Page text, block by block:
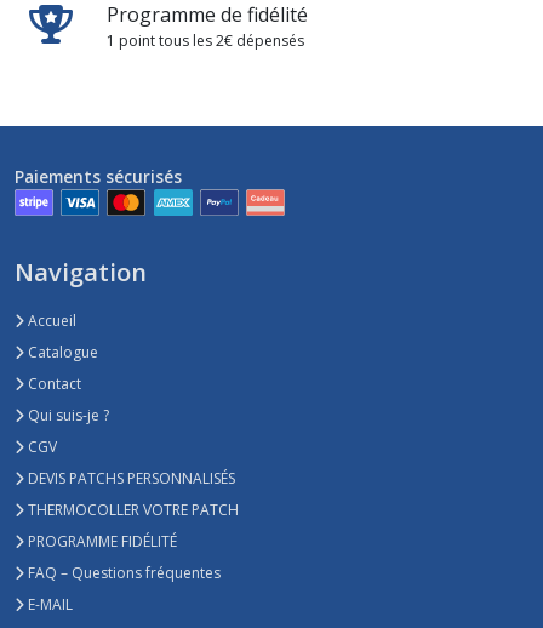
Programme de fidélité
1 point tous les 2€ dépensés
Paiements sécurisés
Navigation
Accueil
Catalogue
Contact
Qui suis-je ?
CGV
DEVIS PATCHS PERSONNALISÉS
THERMOCOLLER VOTRE PATCH
PROGRAMME FIDÉLITÉ
FAQ – Questions fréquentes
E-MAIL